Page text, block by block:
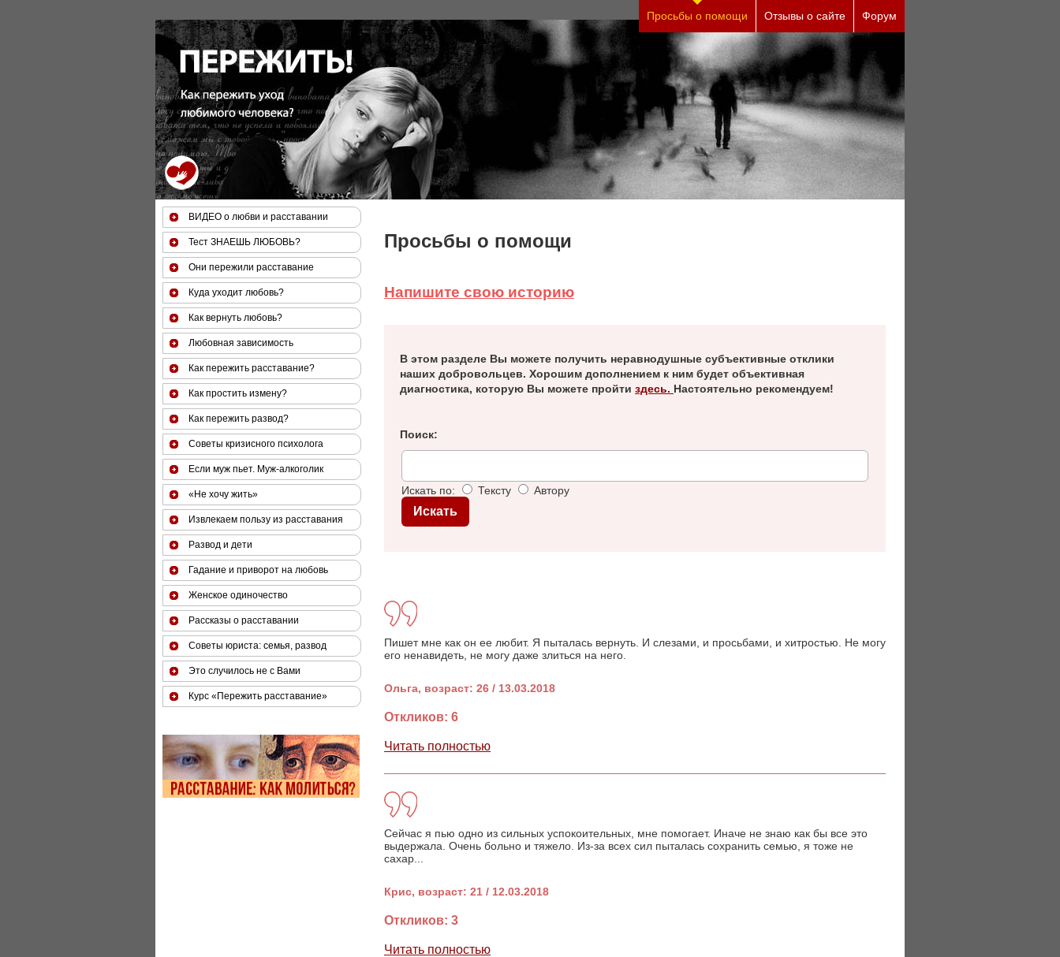
Просьбы о помощи Отзывы о сайте Форум
Просьбы о помощи
Напишите свою историю
В этом разделе Вы можете получить неравнодушные субъективные отклики
наших добровольцев. Хорошим дополнением к ним будет объективная
диагностика, которую Вы можете пройти здесь. Настоятельно рекомендуем!
Поиск:
Искать по: Тексту Автору
Пишет мне как он ее любит. Я пыталась вернуть. И слезами, и просьбами, и хитростью. Не могу
его ненавидеть, не могу даже злиться на него.
Ольга, возраст: 26 / 13.03.2018
Откликов: 6
Читать полностью
Сейчас я пью одно из сильных успокоительных, мне помогает. Иначе не знаю как бы все это
выдержала. Очень больно и тяжело. Из-за всех сил пыталась сохранить семью, я тоже не
сахар...
Крис, возраст: 21 / 12.03.2018
Откликов: 3
Читать полностью
ВИДЕО о любви и расставании
Тест ЗНАЕШЬ ЛЮБОВЬ?
Они пережили расставание
Куда уходит любовь?
Как вернуть любовь?
Любовная зависимость
Как пережить расставание?
Как простить измену?
Как пережить развод?
Советы кризисного психолога
Если муж пьет. Муж-алкоголик
«Не хочу жить»
Извлекаем пользу из расставания
Развод и дети
Гадание и приворот на любовь
Женское одиночество
Рассказы о расставании
Советы юриста: семья, развод
Это случилось не с Вами
Курс «Пережить расставание»